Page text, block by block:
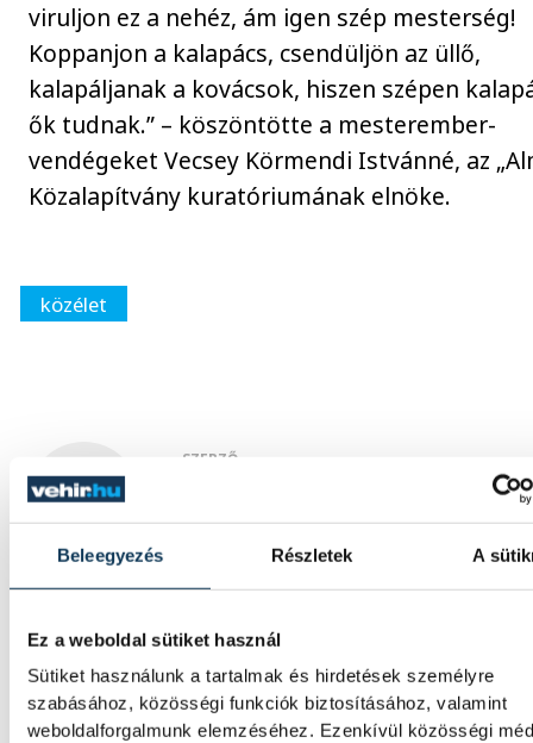
Beleegyezés Részletek A
Ez a weboldal sütiket használ
Sütiket használunk a tartalmak és hirdetések személyre
szabásához, közösségi funkciók biztosításához, valamint
weboldalforgalmunk elemzéséhez. Ezenkívül közösségi
viruljon ez a nehéz, ám igen szép mesterség!
Koppanjon a kalapács, csendüljön az üllő,
kalapáljanak a kovácsok, hiszen szépen
ők tudnak.” – köszöntötte a mesterember-
vendégeket Vecsey Körmendi Istvánné, az „
Közalapítvány kuratóriumának elnöke.
közélet
SZERZŐ
Tímea